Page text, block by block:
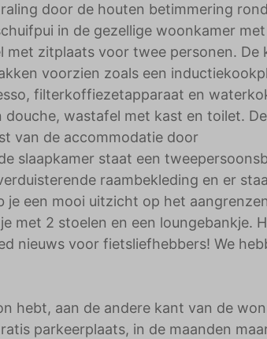
door de houten betimmering
in de gezellige woonkamer met
zitplaats voor twee personen. De
voorzien zoals een
filterkoffiezetapparaat en
wastafel met kast en toilet. De
van de accommodatie door
slaapkamer staat een
raambekleding en er
je een mooi uitzicht op het
met 2 stoelen en een loungebankje.
nieuws voor fietsliefhebbers! We
hebt, aan de andere kant van de
parkeerplaats, in de maanden